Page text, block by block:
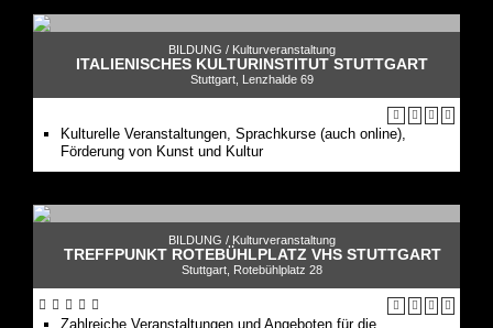
BILDUNG / Kulturveranstaltung
ITALIENISCHES KULTURINSTITUT STUTTGART
Stuttgart, Lenzhalde 69
Kulturelle Veranstaltungen, Sprachkurse (auch online),
Förderung von Kunst und Kultur
BILDUNG / Kulturveranstaltung
TREFFPUNKT ROTEBÜHLPLATZ VHS STUTTGART
Stuttgart, Rotebühlplatz 28
Zahlreiche Veranstaltungen und Angeboten für die